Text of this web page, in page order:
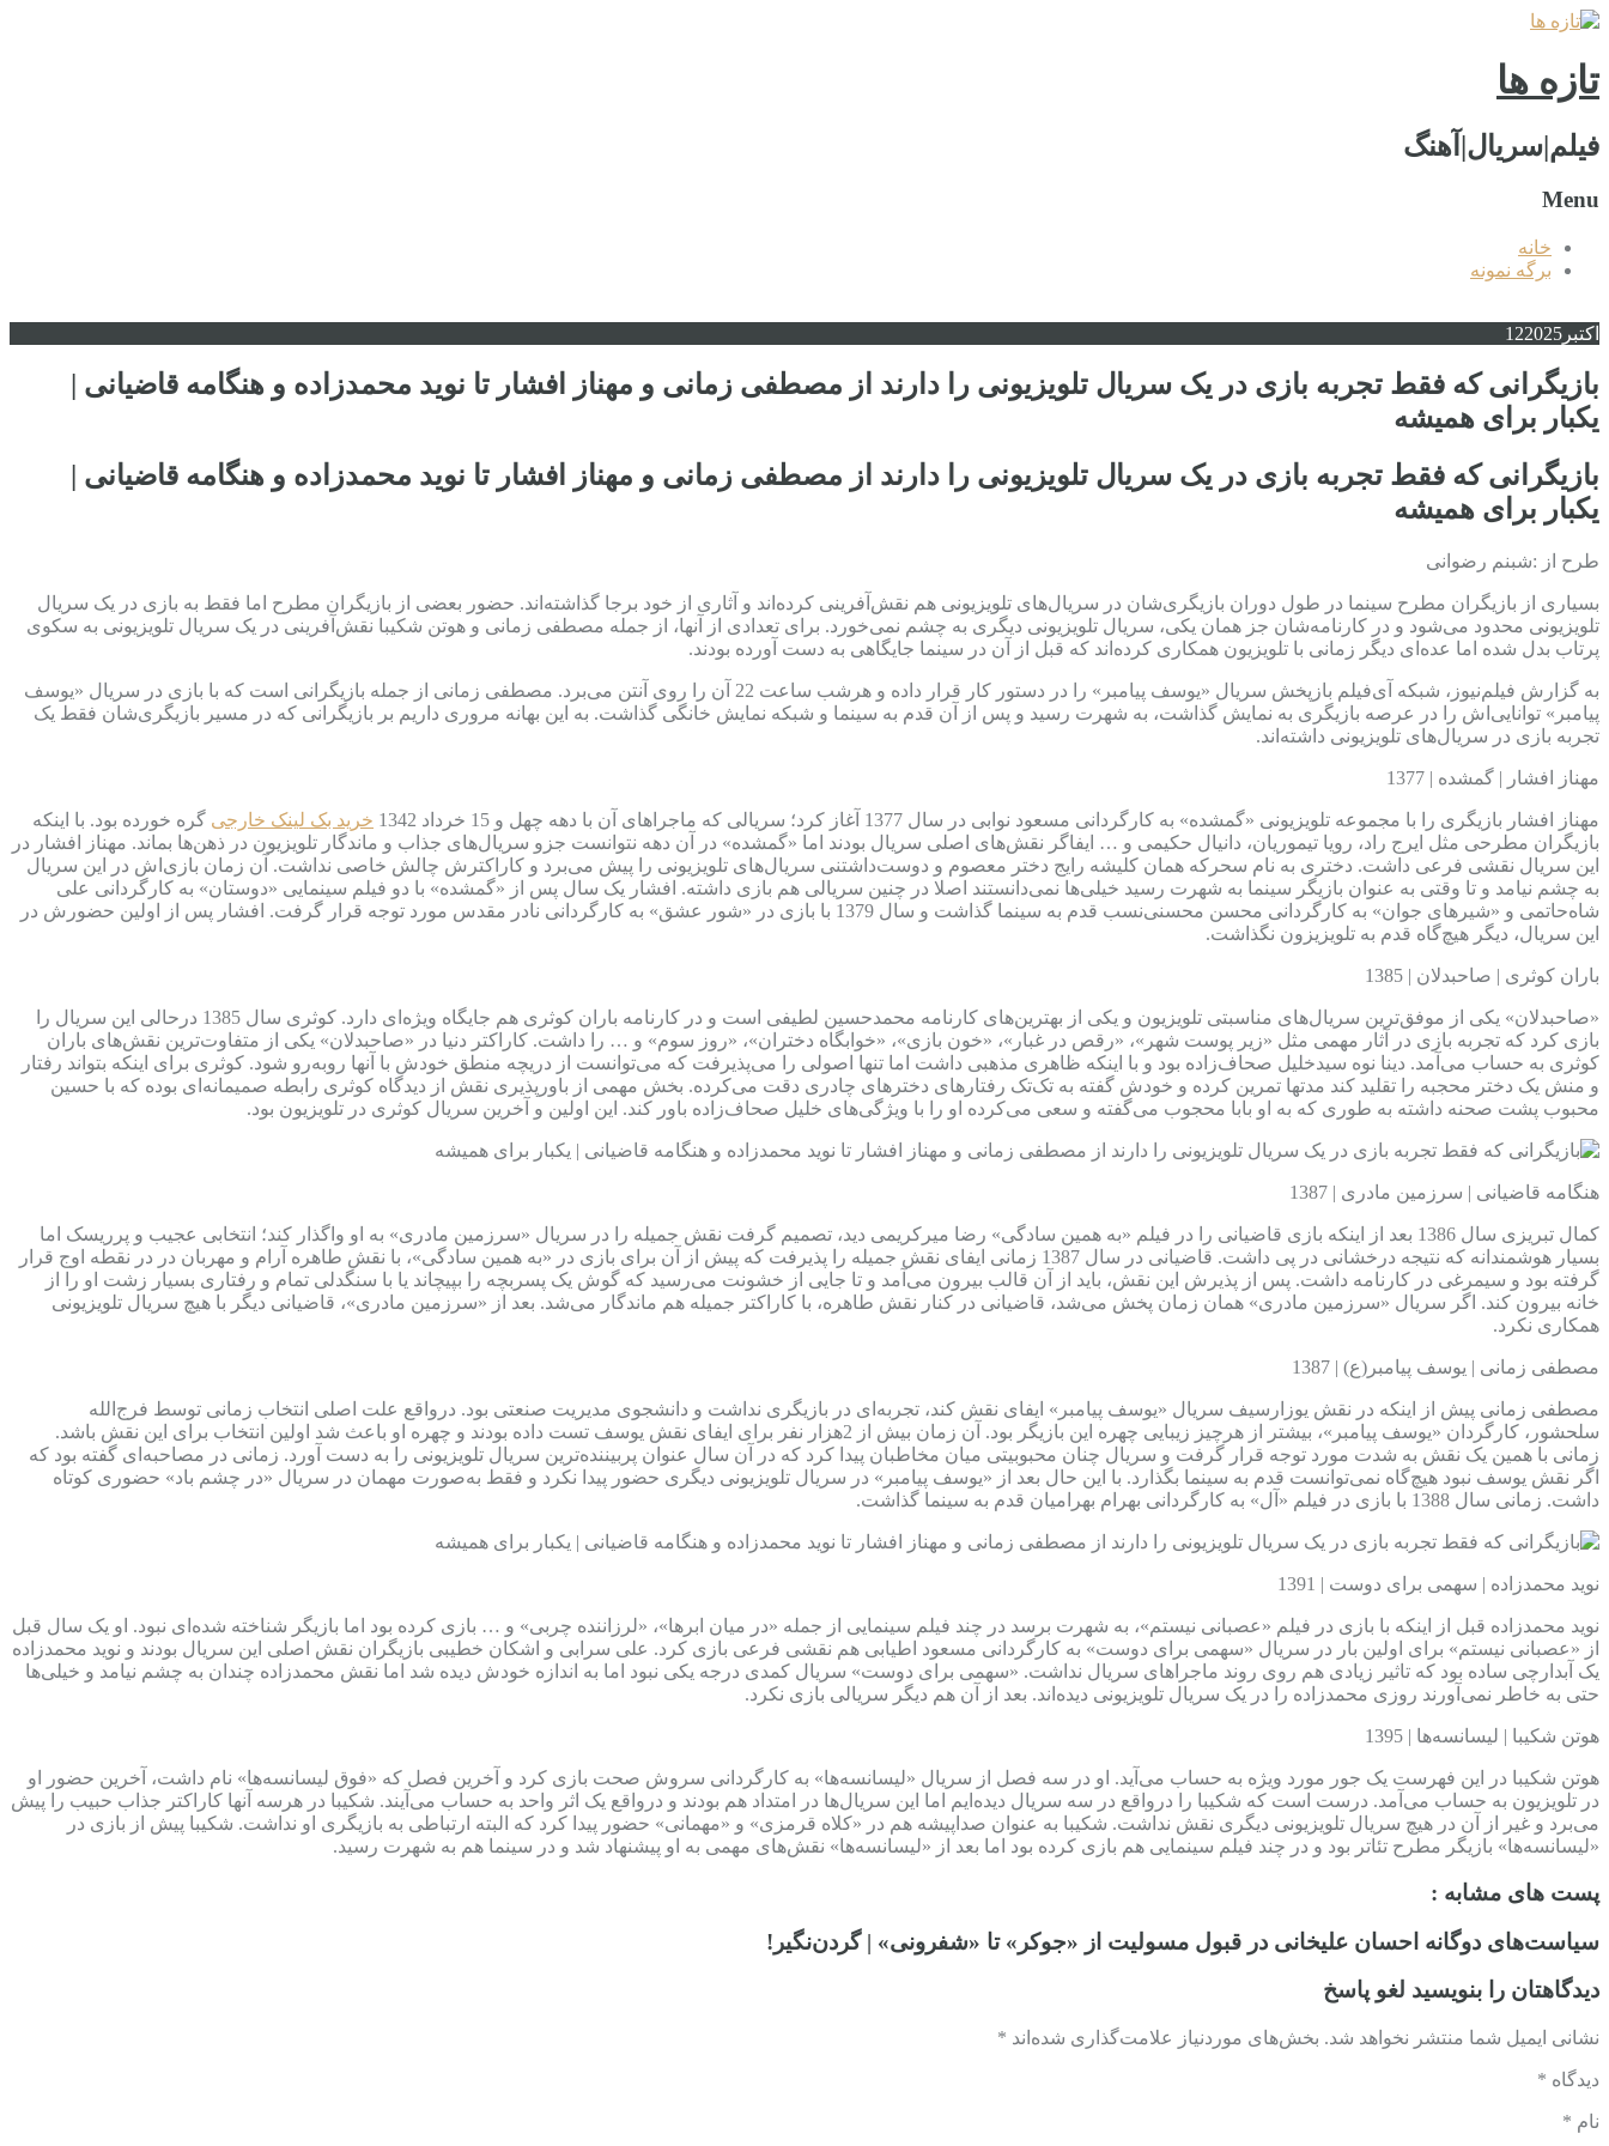
تازه ها
فیلم|سریال|آهنگ
Menu
خانه
برگه نمونه
اکتبر 122025
بازیگرانی که فقط تجربه بازی در یک سریال تلویزیونی را دارند از مصطفی زمانی و مهناز افشار تا نوید محمدزاده و هنگامه قاضیانی |
یکبار برای همیشه
بازیگرانی که فقط تجربه بازی در یک سریال تلویزیونی را دارند از مصطفی زمانی و مهناز افشار تا نوید محمدزاده و هنگامه قاضیانی |
یکبار برای همیشه
طرح از :شبنم رضوانی
بسیاری از بازیگران مطرح سینما در طول دوران بازیگری‌شان در سریال‌های تلویزیونی هم نقش‌آفرینی کرده‌اند و آثاری از خود برجا گذاشته‌اند. حضور بعضی از بازیگران مطرح اما فقط به بازی در یک سریال
تلویزیونی محدود می‌شود و در کارنامه‌شان جز همان یکی، سریال تلویزیونی دیگری به چشم نمی‌خورد. برای تعدادی از آنها، از جمله مصطفی زمانی و هوتن شکیبا نقش‌‌آفرینی در یک سریال تلویزیونی به سکوی
پرتاب بدل شده اما عده‌ای دیگر زمانی با تلویزیون همکاری کرده‌اند که قبل از آن در سینما جایگاهی به دست آورده بودند.
به گزارش فیلم‌نیوز، شبکه آی‌فیلم بازپخش سریال «یوسف پیامبر» را در دستور کار قرار داده و هرشب ساعت 22 آن را روی آنتن می‌برد. مصطفی زمانی از جمله بازیگرانی است که با بازی در سریال «یوسف
پیامبر» توانایی‌اش را در عرصه بازیگری به نمایش گذاشت، به شهرت رسید و پس از آن قدم به سینما و شبکه نمایش خانگی گذاشت. به این بهانه مروری داریم بر بازیگرانی که در مسیر بازیگری‌شان فقط یک
تجربه بازی در سریال‌های تلویزیونی داشته‌اند.
مهناز افشار | گمشده | 1377
مهناز افشار بازیگری را با مجموعه تلویزیونی «گمشده» به کارگردانی مسعود نوابی در سال 1377 آغاز کرد؛ سریالی که ماجراهای آن با دهه چهل و 15 خرداد 1342 خرید بک لینک خارجی گره خورده بود. با اینکه
بازیگران مطرحی مثل ایرج راد، رویا تیموریان، دانیال حکیمی و … ایفاگر نقش‌های اصلی سریال بودند اما «گمشده» در آن دهه نتوانست جزو سریال‌های جذاب و ماندگار تلویزیون در ذهن‌ها بماند. مهناز افشار در
این سریال نقشی فرعی داشت. دختری به نام سحرکه همان کلیشه رایج دختر معصوم و دوست‌داشتنی سریال‌های تلویزیونی را پیش می‌برد و کاراکترش چالش خاصی نداشت. آن زمان بازی‌اش در این سریال
به چشم نیامد و تا وقتی به عنوان بازیگر سینما به شهرت رسید خیلی‌ها نمی‌دانستند اصلا در چنین سریالی هم بازی داشته. افشار یک سال پس از «گمشده» با دو فیلم سینمایی «دوستان» به کارگردانی علی
شاه‌حاتمی و «شیرهای جوان» به کارگردانی محسن محسنی‌نسب قدم به سینما گذاشت و سال 1379 با بازی در «شور عشق» به کارگردانی نادر مقدس مورد توجه قرار گرفت. افشار پس از اولین حضورش در
این سریال، دیگر هیچ‌گاه قدم به تلویزیزون نگذاشت.
باران کوثری | صاحبدلان | 1385
«صاحبدلان» یکی از موفق‌ترین سریال‌های مناسبتی تلویزیون و یکی از بهترین‌های کارنامه محمدحسین لطیفی است و در کارنامه باران کوثری هم جایگاه ویژه‌ای دارد. کوثری سال 1385 درحالی این سریال را
بازی کرد که تجربه بازی در آثار مهمی مثل «زیر پوست شهر»، «رقص در غبار»، «خون بازی»، «خوابگاه دختران»، «روز سوم» و … را داشت. کاراکتر دنیا در «صاحبدلان» یکی از متفاوت‌ترین نقش‌های باران
کوثری به حساب می‌آمد. دینا نوه سیدخلیل صحاف‌زاده بود و با اینکه ظاهری مذهبی داشت اما تنها اصولی را می‌پذیرفت که می‌توانست از دریچه منطق خودش با آنها روبه‌رو شود. کوثری برای اینکه بتواند رفتار
و منش یک دختر محجبه را تقلید کند مدتها تمرین کرده و خودش گفته به تک‌تک رفتارهای دخترهای چادری دقت می‌کرده. بخش مهمی از باورپذیری نقش از دیدگاه کوثری رابطه صمیمانه‌ای بوده که با حسین
محبوب پشت صحنه داشته به طوری که به او بابا محجوب می‌گفته و سعی می‌کرده او را با ویژگی‌های خلیل صحاف‌زاده باور کند. این اولین و آخرین سریال کوثری در تلویزیون بود.
هنگامه قاضیانی | سرزمین مادری | 1387
کمال تبریزی سال 1386 بعد از اینکه بازی قاضیانی را در فیلم «به همین سادگی» رضا میرکریمی دید، تصمیم گرفت نقش جمیله را در سریال «سرزمین مادری» به او واگذار کند؛ انتخابی عجیب و پرریسک اما
بسیار هوشمندانه که نتیجه درخشانی در پی داشت. قاضیانی در سال 1387 زمانی ایفای نقش جمیله را پذیرفت که پیش از آن برای بازی در «به همین سادگی»، با نقش طاهره آرام و مهربان در در نقطه اوج قرار
گرفته بود و سیمرغی در کارنامه داشت. پس از پذیرش این نقش، باید از آن قالب بیرون می‌آمد و تا جایی از خشونت می‌رسید که گوش یک پسربچه را بپیچاند یا با سنگدلی تمام و رفتاری بسیار زشت او را از
خانه بیرون کند. اگر سریال «سرزمین مادری» همان زمان پخش می‌شد، قاضیانی در کنار نقش طاهره، با کاراکتر جمیله هم ماندگار می‌شد. بعد از «سرزمین مادری»، قاضیانی دیگر با هیچ سریال تلویزیونی
همکاری نکرد.
مصطفی زمانی | یوسف پیامبر(ع) | 1387
مصطفی زمانی پیش از اینکه در نقش یوزارسیف سریال «یوسف پیامبر» ایفای نقش کند، تجربه‌ای در بازیگری نداشت و دانشجوی مدیریت صنعتی بود. درواقع علت اصلی انتخاب زمانی توسط فرج‌الله
سلحشور، کارگردان «یوسف پیامبر»، بیشتر از هرچیز زیبایی چهره این بازیگر بود. آن زمان بیش از 2هزار نفر برای ایفای نقش یوسف تست داده بودند و چهره او باعث شد اولین انتخاب برای این نقش باشد.
زمانی با همین یک نقش به شدت مورد توجه قرار گرفت و سریال چنان محبوبیتی میان مخاطبان پیدا کرد که در آن سال عنوان پربیننده‌ترین سریال تلویزیونی را به دست آورد. زمانی در مصاحبه‌ای گفته بود که
اگر نقش یوسف نبود هیچ‌گاه نمی‌توانست قدم به سینما بگذارد. با این حال بعد از «یوسف پیامبر» در سریال تلویزیونی دیگری حضور پیدا نکرد و فقط به‌صورت مهمان در سریال «در چشم باد» حضوری کوتاه
داشت. زمانی سال 1388 با بازی در فیلم «آل» به کارگردانی بهرام بهرامیان قدم به سینما گذاشت.
نوید محمدزاده | سهمی برای دوست | 1391
نوید محمدزاده قبل از اینکه با بازی در فیلم «عصبانی نیستم»، به شهرت برسد در چند فیلم سینمایی از جمله «در میان ابرها»، «لرزاننده چربی» و … بازی کرده بود اما بازیگر شناخته شده‌ای نبود. او یک سال قبل
از «عصبانی نیستم» برای اولین بار در سریال «سهمی برای دوست» به کارگردانی مسعود اطیابی هم نقشی فرعی بازی کرد. علی سرابی و اشکان خطیبی بازیگران نقش اصلی این سریال بودند و نوید محمدزاده
یک آبدارچی ساده بود که تاثیر زیادی هم روی روند ماجراهای سریال نداشت. «سهمی برای دوست» سریال کمدی درجه یکی نبود اما به اندازه خودش دیده شد اما نقش محمدزاده چندان به چشم نیامد و خیلی‌ها
حتی به خاطر نمی‌آورند روزی محمدزاده را در یک سریال تلویزیونی دیده‌اند. بعد از آن هم دیگر سریالی بازی نکرد.
هوتن شکیبا | لیسانسه‌ها | 1395
هوتن شکیبا در این فهرست یک جور مورد ویژه به حساب می‌آید. او در سه فصل از سریال «لیسانسه‌ها» به کارگردانی سروش صحت بازی کرد و آخرین فصل که «فوق لیسانسه‌ها» نام داشت، آخرین حضور او
در تلویزیون به حساب می‌آمد. درست است که شکیبا را درواقع در سه سریال دیده‌ایم اما این سریال‌ها در امتداد هم بودند و درواقع یک اثر واحد به حساب می‌آیند. شکیبا در هرسه آنها کاراکتر جذاب حبیب را پیش
می‌برد و غیر از آن در هیچ سریال تلویزیونی دیگری نقش نداشت. شکیبا به عنوان صداپیشه هم در «کلاه قرمزی» و «مهمانی» حضور پیدا کرد که البته ارتباطی به بازیگری او نداشت. شکیبا پیش از بازی در
«لیسانسه‌ها» بازیگر مطرح تئاتر بود و در چند فیلم سینمایی هم بازی کرده بود اما بعد از «لیسانسه‌ها» نقش‌های مهمی به او پیشنهاد شد و در سینما هم به شهرت رسید.
پست های مشابه :
سیاست‌های دوگانه احسان علیخانی در قبول مسولیت از «جوکر» تا «شفرونی» | گردن‌نگیر!
دیدگاهتان را بنویسید لغو پاسخ
نشانی ایمیل شما منتشر نخواهد شد. بخش‌های موردنیاز علامت‌گذاری شده‌اند *
دیدگاه *
نام *